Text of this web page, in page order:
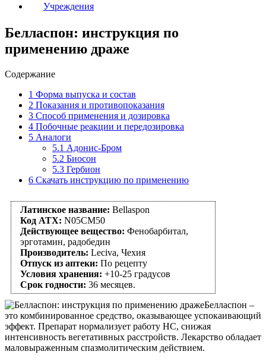
Учреждения
Белласпон: инструкция по
применению драже
Содержание
1 Форма выпуска и состав
2 Показания и противопоказания
3 Способ применения и дозировка
4 Побочные реакции и передозировка
5 Аналоги
5.1 Адонис-Бром
5.2 Биосон
5.3 Гербион
6 Скачать инструкцию по применению
Латинское название: Bellaspon
Код АТХ: N05CM50
Действующее вещество: Фенобарбитал,
эрготамин, радобедин
Производитель: Leciva, Чехия
Отпуск из аптеки: По рецепту
Условия хранения: +10-25 градусов
Срок годности: 36 месяцев.
Белласпон –
это комбинированное средство, оказывающее успокаивающий
эффект. Препарат нормализует работу НС, снижая
интенсивность вегетативных расстройств. Лекарство обладает
маловыраженным спазмолитическим действием.